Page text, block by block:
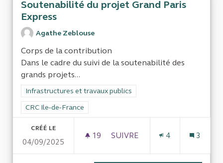
Soutenabilité du projet Grand Paris
Express
Agathe Zeblouse
Corps de la contribution
Dans le cadre du suivi de la soutenabilité des
grands projets...
Filtrer les résultats de la catégorie : Infrastructures et
Infrastructures et travaux publics
Filtrer les résultats pour le secteur : CRC Ile-de-France
CRC Ile-de-France
CRÉÉ LE
04/09/2025
19 19 ABONNÉS
SUIVRE
4 3